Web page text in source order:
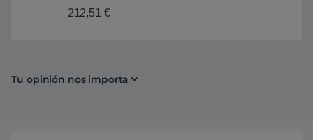
212,51 €
Tu opinión nos importa